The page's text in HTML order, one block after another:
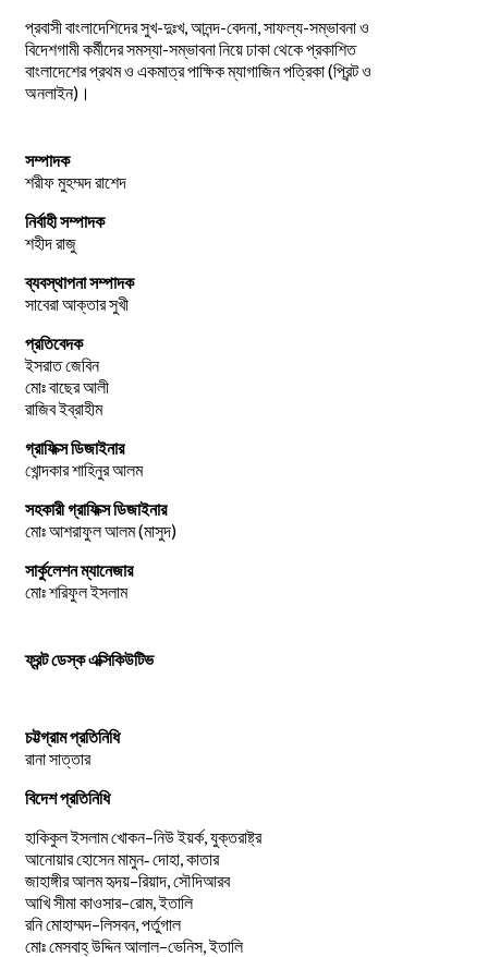
প্রবাসী বাংলাদেশিদের সুখ-দুঃখ, আনন্দ-বেদনা, সাফল্য-সম্ভাবনা ও
বিদেশগামী কর্মীদের সমস্যা-সম্ভাবনা নিয়ে ঢাকা থেকে প্রকাশিত
বাংলাদেশের প্রথম ও একমাত্র পাক্ষিক ম্যাগাজিন পত্রিকা (প্রিন্ট ও
অনলাইন)।
সম্পাদক
শরীফ মুহম্মদ রাশেদ
নির্বাহী সম্পাদক
শহীদ রাজু
ব্যবস্থাপনা সম্পাদক
সাবেরা আক্তার সুখী
প্রতিবেদক
ইসরাত জেবিন
মোঃ বাছের আলী
রাজিব ইব্রাহীম
গ্রাফিক্স ডিজাইনার
খোন্দকার শাহিনুর আলম
সহকারী গ্রাফিক্স ডিজাইনার
মোঃ আশরাফুল আলম (মাসুদ)
সার্কুলেশন ম্যানেজার
মোঃ শরিফুল ইসলাম
ফ্রন্ট ডেস্ক এক্সিকিউটিভ
চট্টগ্রাম প্রতিনিধি
রানা সাত্তার
বিদেশ প্রতিনিধি
হাকিকুলইসলামখোকন–নিউইয়র্ক, যুক্তরাষ্ট্র
আনোয়ারহোসেনমামুন-দোহা কাতার
জাহাঙ্গীরআলমহৃদয়–রিয়াদ সৌদিআরব
আখিসীমাকাওসার–রোম,ইতালি
রনিমোহাম্মদ–লিসবন, পর্তুগাল
মোঃমেসবাহ্উদ্দিনআলাল–ভেনিস,ইতালি